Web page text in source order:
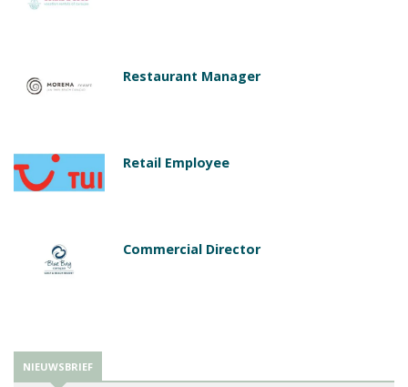
Restaurant Manager
Retail Employee
Commercial Director
NIEUWSBRIEF